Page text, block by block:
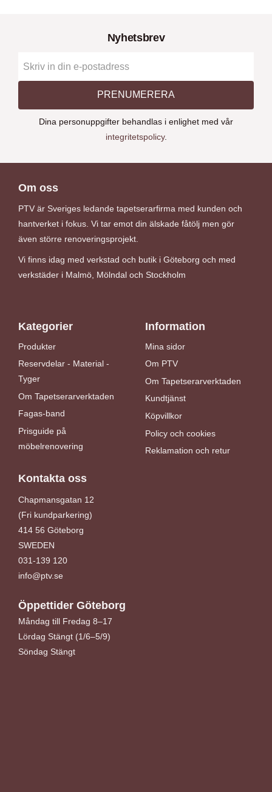
Nyhetsbrev
PRENUMERERA
Dina personuppgifter behandlas i enlighet med vår
integritetspolicy.
Om oss
PTV är Sveriges ledande tapetserarfirma med kunden och
hantverket i fokus. Vi tar emot din älskade fåtölj men gör
även större renoveringsprojekt.
Vi finns idag med verkstad och butik i Göteborg och med
verkstäder i Malmö, Mölndal och Stockholm
Kategorier
Produkter
Reservdelar - Material -
Tyger
Om Tapetserarverktaden
Fagas-band
Prisguide på
möbelrenovering
Information
Mina sidor
Om PTV
Om Tapetserarverktaden
Kundtjänst
Köpvillkor
Policy och cookies
Reklamation och retur
Kontakta oss
Chapmansgatan 12
(Fri kundparkering)
414 56 Göteborg
SWEDEN
031-139 120
info@ptv.se
Öppettider Göteborg
Måndag till Fredag 8–17
Lördag Stängt (1/6–5/9)
Söndag Stängt